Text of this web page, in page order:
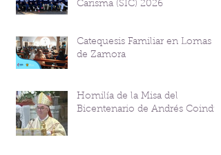
Carisma (SIC) 2026
Catequesis Familiar en Lomas
de Zamora
Homilía de la Misa del
Bicentenario de Andrés Coindre